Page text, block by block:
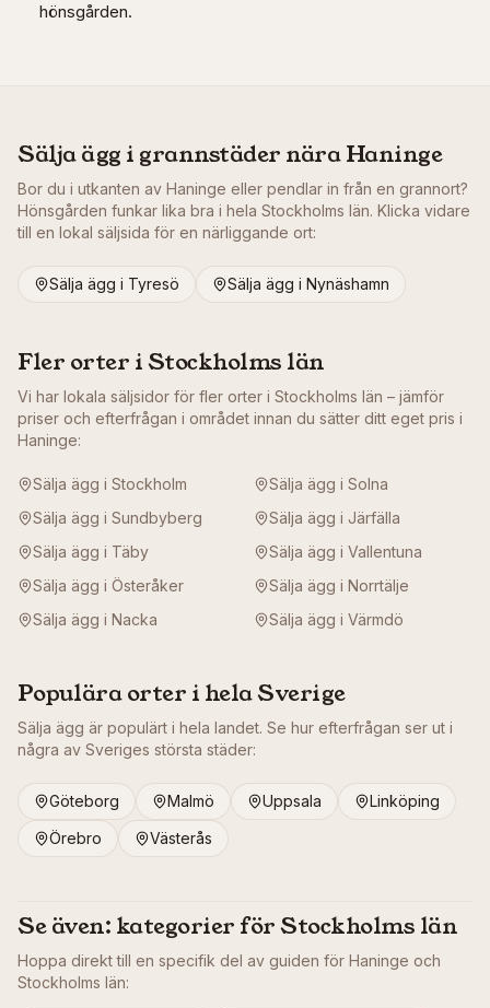
hönsgården.
Sälja ägg i grannstäder näraHaninge
Bor du i utkanten av Haninge eller pendlar in från en grannort?
Hönsgården funkar lika bra i hela Stockholms län. Klicka vidare
till en lokal säljsida för en närliggande ort:
Sälja ägg i Tyresö Sälja ägg i Nynäshamn
Fler orter iStockholms län
Vi har lokala säljsidor för fler orter i Stockholms län – jämför
priser och efterfrågan i området innan du sätter ditt eget pris i
Haninge:
Sälja ägg i Stockholm Sälja ägg i Solna
Sälja ägg i Sundbyberg Sälja ägg i Järfälla
Sälja ägg i Täby Sälja ägg i Vallentuna
Sälja ägg i Österåker Sälja ägg i Norrtälje
Sälja ägg i Nacka Sälja ägg i Värmdö
Populära orter i hela Sverige
Sälja ägg är populärt i hela landet. Se hur efterfrågan ser ut i
några av Sveriges största städer:
Göteborg Malmö Uppsala
Linköping
Örebro
Västerås
Se även: kategorier förStockholms län
Hoppa direkt till en specifik del av guiden för Haninge och
Stockholms län: